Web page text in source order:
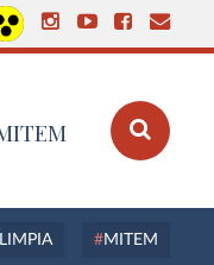
MITEM